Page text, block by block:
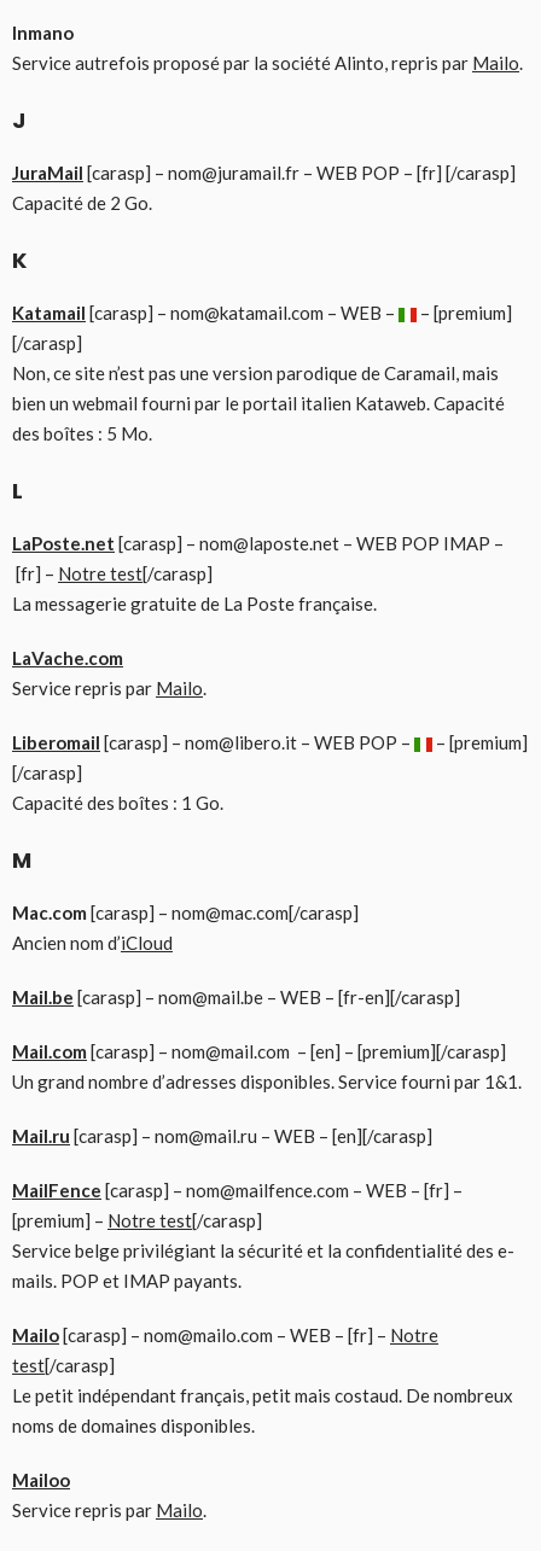
Inmano
Service autrefois proposé par la société Alinto, repris par Mailo.
J
JuraMail [carasp] – nom@juramail.fr – WEB POP – [fr] [/carasp]
Capacité de 2 Go.
K
Katamail [carasp] – nom@katamail.com – WEB –
– [premium]
[/carasp]
Non, ce site n’est pas une version parodique de Caramail, mais
bien un webmail fourni par le portail italien Kataweb. Capacité
des boîtes : 5 Mo.
L
LaPoste.net [carasp] – nom@laposte.net – WEB POP IMAP –
[fr] – Notre test[/carasp]
La messagerie gratuite de La Poste française.
LaVache.com
Service repris par Mailo.
Liberomail [carasp] – nom@libero.it – WEB POP –
– [premium]
[/carasp]
Capacité des boîtes : 1 Go.
M
Mac.com [carasp] – nom@mac.com[/carasp]
Ancien nom d’iCloud
Mail.be [carasp] – nom@mail.be – WEB – [fr-en][/carasp]
Mail.com [carasp] – nom@mail.com – [en] – [premium][/carasp]
Un grand nombre d’adresses disponibles. Service fourni par 1&1.
Mail.ru [carasp] – nom@mail.ru – WEB – [en][/carasp]
MailFence [carasp] – nom@mailfence.com – WEB – [fr] –
[premium] – Notre test[/carasp]
Service belge privilégiant la sécurité et la confidentialité des e-
mails. POP et IMAP payants.
Mailo[carasp] – nom@mailo.com – WEB – [fr] – Notre
test[/carasp]
Le petit indépendant français, petit mais costaud. De nombreux
noms de domaines disponibles.
Mailoo
Service repris par Mailo.